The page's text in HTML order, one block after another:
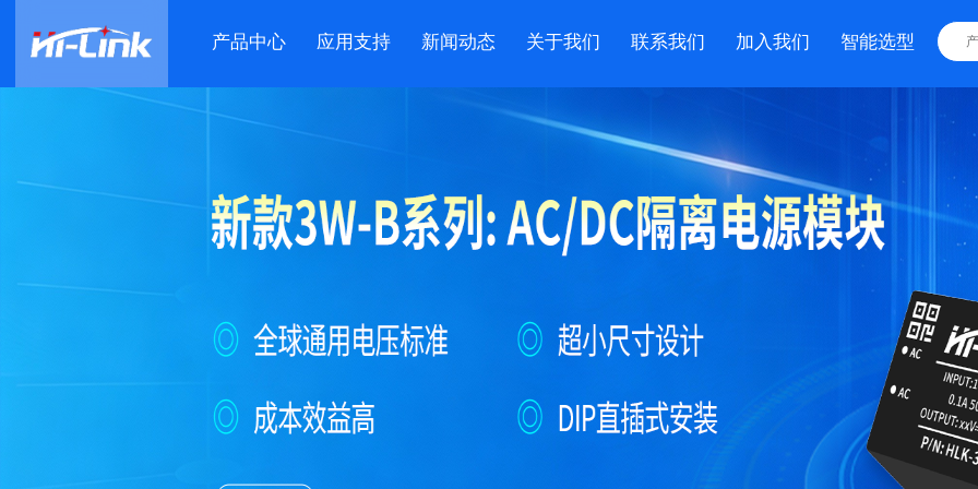
产品中心 应用支持 新闻动态 关于我们 联系我们 加入我们 智能选型